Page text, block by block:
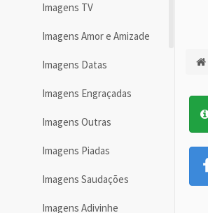
Imagens TV
Imagens Amor e Amizade
Imagens Datas
Imagens Engraçadas
Imagens Outras
Imagens Piadas
Imagens Saudações
Imagens Adivinhe